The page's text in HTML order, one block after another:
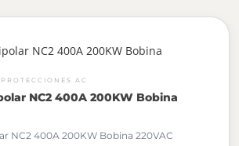
PROTECCIONES AC
NC2 400A 200KW Bobina
NC2 400A 200KW Bobina 220VAC